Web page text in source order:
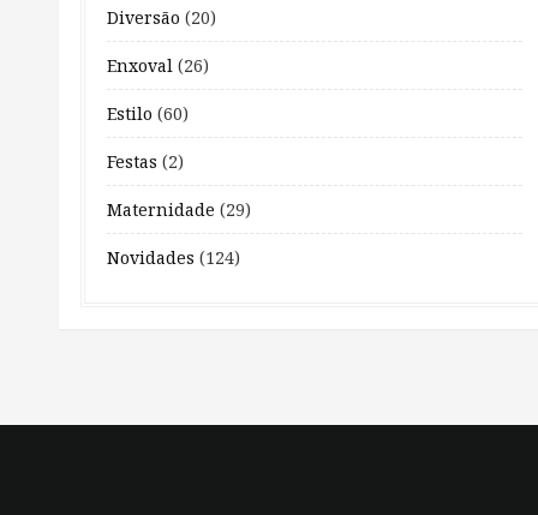
Diversão (20)
Enxoval (26)
Estilo (60)
Festas (2)
Maternidade (29)
Novidades (124)